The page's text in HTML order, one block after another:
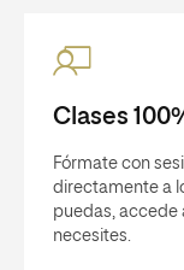
Clases
Fórmate con
directamente a
puedas, accede
necesites.